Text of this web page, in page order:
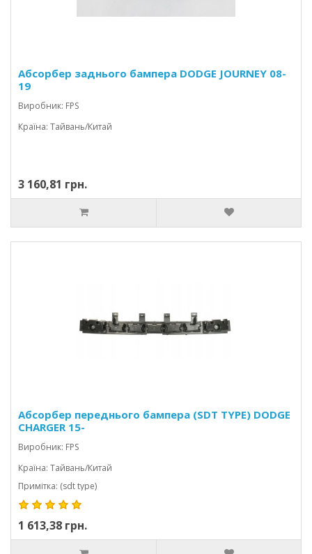
Абсорбер заднього бампера DODGE JOURNEY 08-
19
Виробник: FPS
Країна: Тайвань/Китай
3 160,81 грн.
Абсорбер переднього бампера (SDT TYPE) DODGE
CHARGER 15-
Виробник: FPS
Країна: Тайвань/Китай
Примітка: (sdt type)
1 613,38 грн.